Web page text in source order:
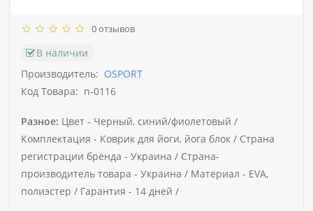
0 отзывов
В наличии
Производитель: OSPORT
Код Товара: n-0116
Разное: Цвет - Черный, синий/фиолетовый /
Комплектация - Коврик для йоги, йога блок / Страна
регистрации бренда - Украина / Страна-
производитель товара - Украина / Материал - EVA,
полиэстер / Гарантия - 14 дней /